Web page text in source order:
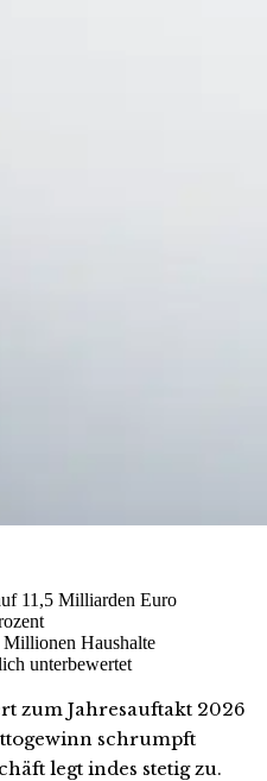
11,5 Milliarden Euro
Millionen Haushalte
unterbewertet
zum Jahresauftakt 2026
schrumpft
legt indes stetig zu.